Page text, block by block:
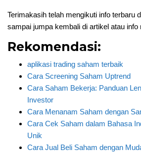
Terimakasih telah mengikuti info terbaru
sampai jumpa kembali di artikel atau info
Rekomendasi:
aplikasi trading saham terbaik
Cara Screening Saham Uptrend
Cara Saham Bekerja: Panduan
Investor
Cara Menanam Saham dengan
Cara Cek Saham dalam Bahasa
Unik
Cara Jual Beli Saham dengan